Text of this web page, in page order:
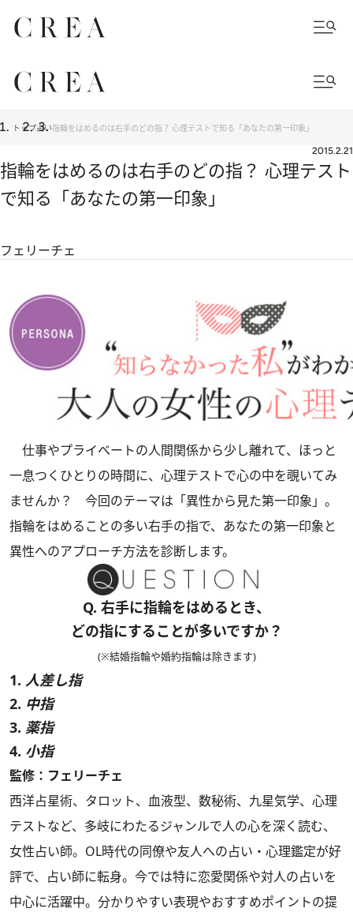
トップ占い指輪をはめるのは右手のどの指？ 心理テストで知る「あなたの第一印象」
2015.2.21
指輪をはめるのは右手のどの指？ 心理テスト
で知る「あなたの第一印象」
フェリーチェ
仕事やプライベートの人間関係から少し離れて、ほっと
一息つくひとりの時間に、心理テストで心の中を覗いてみ
ませんか？ 今回のテーマは「異性から見た第一印象」。
指輪をはめることの多い右手の指で、あなたの第一印象と
異性へのアプローチ方法を診断します。
Q. 右手に指輪をはめるとき、
どの指にすることが多いですか？
(※結婚指輪や婚約指輪は除きます)
1. 人差し指
2. 中指
3. 薬指
4. 小指
監修：フェリーチェ
西洋占星術、タロット、血液型、数秘術、九星気学、心理
テストなど、多岐にわたるジャンルで人の心を深く読む、
女性占い師。OL時代の同僚や友人への占い・心理鑑定が好
評で、占い師に転身。今では特に恋愛関係や対人の占いを
中心に活躍中。分かりやすい表現やおすすめポイントの提